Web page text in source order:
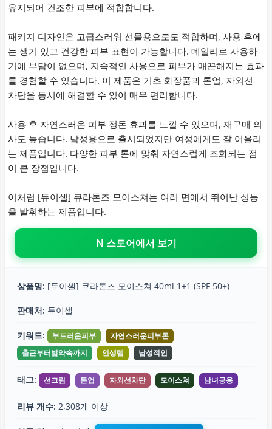
유지되어 건조한 피부에 적합합니다.
패키지 디자인은 고급스러워 선물용으로도 적합하며, 사용 후에
는 생기 있고 건강한 피부 표현이 가능합니다. 데일리로 사용하
기에 부담이 없으며, 지속적인 사용으로 피부가 매끈해지는 효과
를 경험할 수 있습니다. 이 제품은 기초 화장품과 톤업, 자외선
차단을 동시에 해결할 수 있어 매우 편리합니다.
사용 후 자연스러운 피부 정돈 효과를 느낄 수 있으며, 재구매 의
사도 높습니다. 남성용으로 출시되었지만 여성에게도 잘 어울리
는 제품입니다. 다양한 피부 톤에 맞춰 자연스럽게 조화되는 점
이 큰 장점입니다.
이처럼 [듀이셀] 큐라톤즈 모이스쳐는 여러 면에서 뛰어난 성능
을 발휘하는 제품입니다.
N 스토어에서 보기
상품명: [듀이셀] 큐라톤즈 모이스쳐 40ml 1+1 (SPF 50+)
판매처: 듀이셀
키워드: 부드러운피부
자연스러운피부톤
출근부터밤약속까지
인생템 남성적인
태그: 선크림 톤업 자외선차단 모이스쳐 남녀공용
리뷰 개수: 2,308개 이상